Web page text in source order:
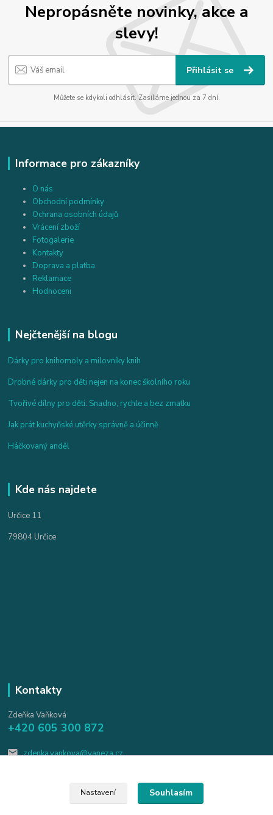
Nepropásněte novinky, akce a
slevy!
Přihlásit se
Můžete se kdykoli odhlásit. Zasíláme jednou za 7 dní.
Informace pro zákazníky
O nás
Obchodní podmínky
Ochrana osobních údajů
Vrácení zboží
Fotogalerie
Kontakty
Doprava a platba
Reklamace
Hodnoceni
Nejčtenější na blogu
Dárky pro knihomoly a milovníky knih
Drobné dárky pro děti nejen na konec školního roku
Tvořivé dílny pro děti: Snadno, rychle a bez zmatku
Jak prát kuchyňské utěrky správně a účinně
Háčkovaný anděl
Kde nás najdete
Určice 11
79804 Určice
Kontakty
Zdeňka Vaňková
+420 605 300 872
zdenka.vankova@vaneza.cz
Nastavení Souhlasím